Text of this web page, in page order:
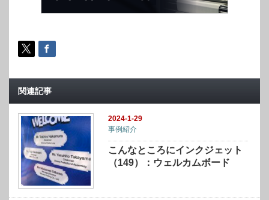
関連記事
2024-1-29
事例紹介
こんなところにインクジェット
（149）：ウェルカムボード